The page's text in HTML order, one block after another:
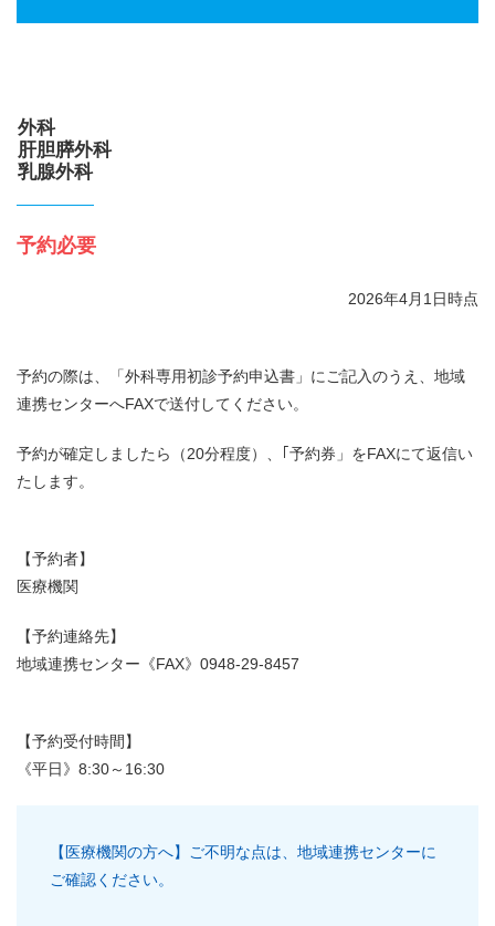
外科
肝胆膵外科
乳腺外科
予約必要
2026年4月1日時点
予約の際は、「外科専用初診予約申込書」にご記入のうえ、地域
連携センターへFAXで送付してください。
予約が確定しましたら（20分程度）、｢予約券」をFAXにて返信い
たします。
【予約者】
医療機関
【予約連絡先】
地域連携センター《FAX》0948-29-8457
【予約受付時間】
《平日》8:30～16:30
【医療機関の方へ】ご不明な点は、地域連携センターに
ご確認ください。